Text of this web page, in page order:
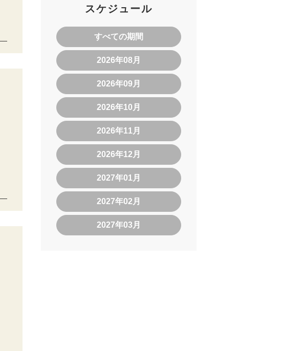
スケジュール
すべての期間
2026年08月
2026年09月
2026年10月
2026年11月
2026年12月
2027年01月
2027年02月
2027年03月